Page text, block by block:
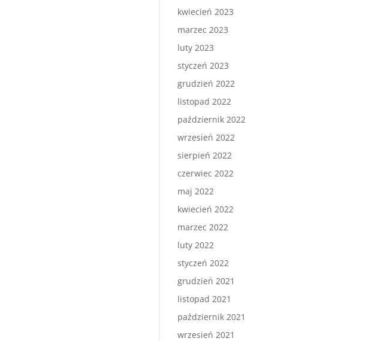
kwiecień 2023
marzec 2023
luty 2023
styczeń 2023
grudzień 2022
listopad 2022
październik 2022
wrzesień 2022
sierpień 2022
czerwiec 2022
maj 2022
kwiecień 2022
marzec 2022
luty 2022
styczeń 2022
grudzień 2021
listopad 2021
październik 2021
wrzesień 2021